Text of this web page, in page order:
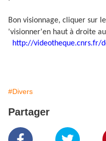
Bon visionnage, cliquer sur
'visionner'en haut à droite
http://videotheque.cnrs.fr/
#Divers
Partager